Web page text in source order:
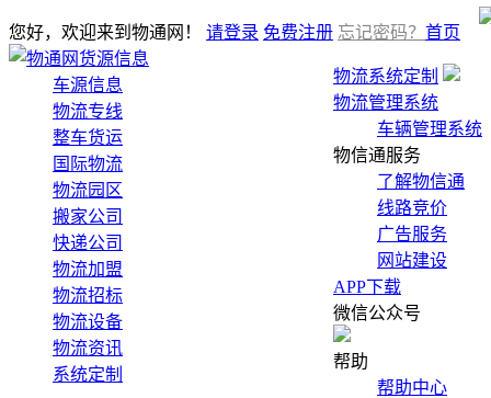
您好，欢迎来到物通网！ 请登录 免费注册 忘记密码？
物流系统定制
物流管理系统
车辆管理系统
物信通服务
了解物信通
线路竞价
广告服务
网站建设
APP下载
微信公众号
帮助
帮助中心
首页
货源信息
车源信息
物流专线
整车货运
国际物流
物流园区
搬家公司
快递公司
物流加盟
物流招标
物流设备
物流资讯
系统定制